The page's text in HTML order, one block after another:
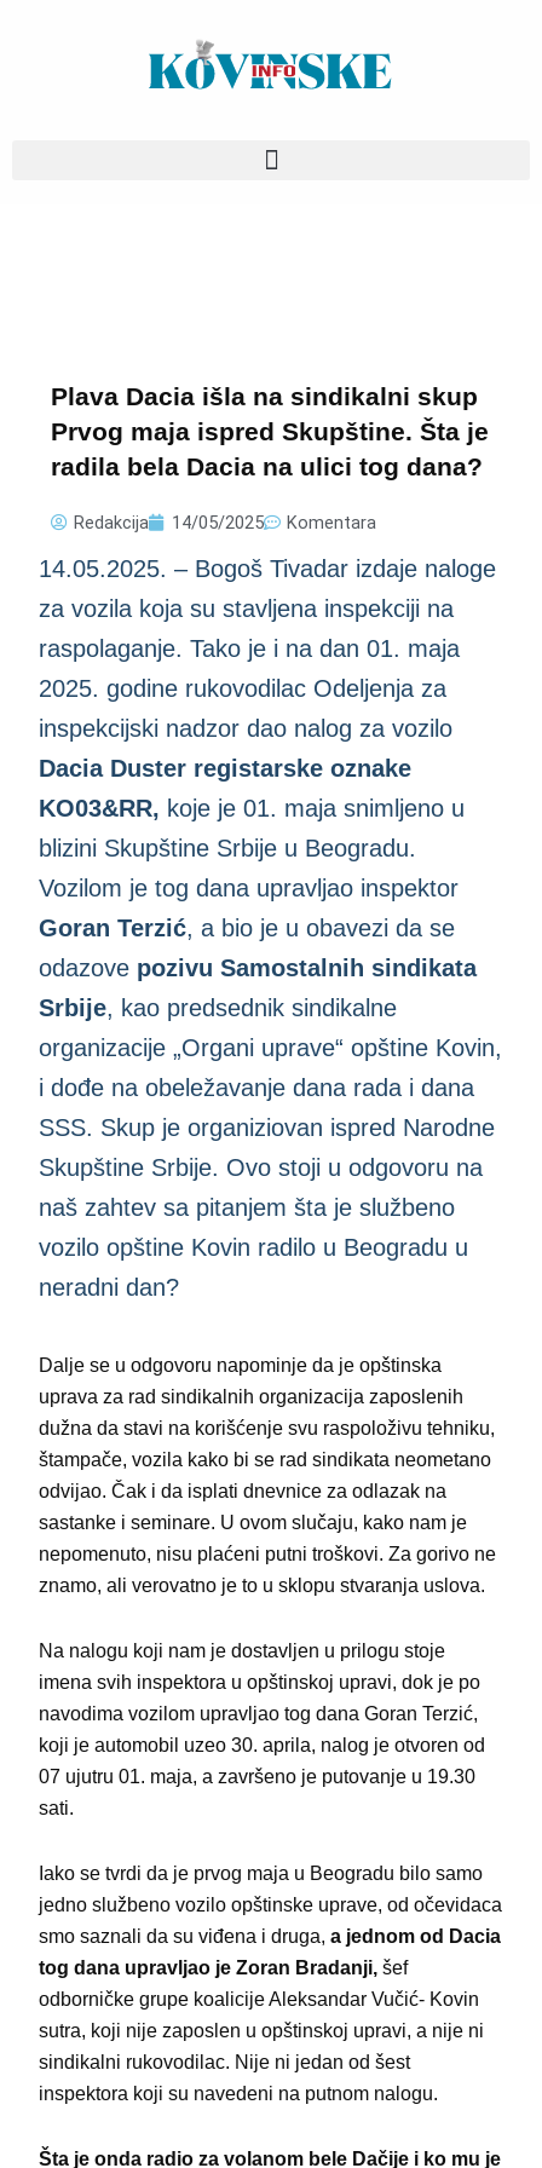
Plava Dacia išla na sindikalni skup
Prvog maja ispred Skupštine. Šta je
radila bela Dacia na ulici tog dana?
Redakcija 14/05/2025 Komentara
14.05.2025. – Bogoš Tivadar izdaje naloge
za vozila koja su stavljena inspekciji na
raspolaganje. Tako je i na dan 01. maja
2025. godine rukovodilac Odeljenja za
inspekcijski nadzor dao nalog za vozilo
Dacia Duster registarske oznake
KO03&RR, koje je 01. maja snimljeno u
blizini Skupštine Srbije u Beogradu.
Vozilom je tog dana upravljao inspektor
Goran Terzić, a bio je u obavezi da se
odazove pozivu Samostalnih sindikata
Srbije, kao predsednik sindikalne
organizacije „Organi uprave“ opštine Kovin,
i dođe na obeležavanje dana rada i dana
SSS. Skup je organiziovan ispred Narodne
Skupštine Srbije. Ovo stoji u odgovoru na
naš zahtev sa pitanjem šta je službeno
vozilo opštine Kovin radilo u Beogradu u
neradni dan?
Dalje se u odgovoru napominje da je opštinska
uprava za rad sindikalnih organizacija zaposlenih
dužna da stavi na korišćenje svu raspoloživu tehniku,
štampače, vozila kako bi se rad sindikata neometano
odvijao. Čak i da isplati dnevnice za odlazak na
sastanke i seminare. U ovom slučaju, kako nam je
nepomenuto, nisu plaćeni putni troškovi. Za gorivo ne
znamo, ali verovatno je to u sklopu stvaranja uslova.
Na nalogu koji nam je dostavljen u prilogu stoje
imena svih inspektora u opštinskoj upravi, dok je po
navodima vozilom upravljao tog dana Goran Terzić,
koji je automobil uzeo 30. aprila, nalog je otvoren od
07 ujutru 01. maja, a završeno je putovanje u 19.30
sati.
Iako se tvrdi da je prvog maja u Beogradu bilo samo
jedno službeno vozilo opštinske uprave, od očevidaca
smo saznali da su viđena i druga,a jednom od Dacia
tog dana upravljao je Zoran Bradanji, šef
odborničke grupe koalicije Aleksandar Vučić- Kovin
sutra, koji nije zaposlen u opštinskoj upravi, a nije ni
sindikalni rukovodilac. Nije ni jedan od šest
inspektora koji su navedeni na putnom nalogu.
Šta je onda radio za volanom bele Dačije i ko mu je